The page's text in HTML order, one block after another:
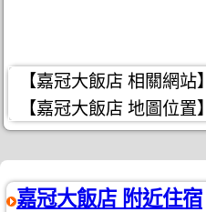
【嘉冠大飯店 相關網站】
【嘉冠大飯店 地圖位置】
嘉冠大飯店 附近住宿